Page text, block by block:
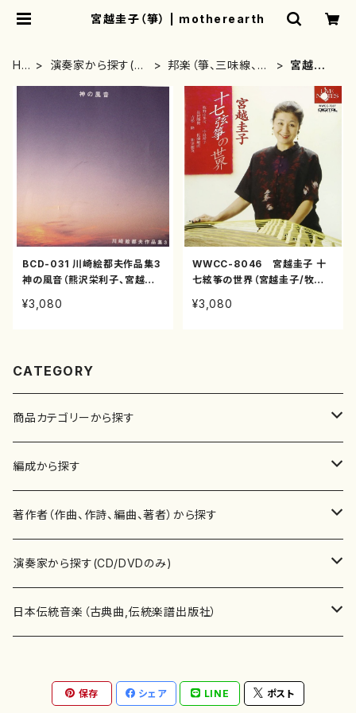
宮越圭子（箏） | motherearth
HO
演奏家から探す(C
邦楽（箏、三味線、尺
宮越圭
BCD-031 川崎絵都夫作品集3
神の風音（熊沢栄利子、宮越圭
¥3,080
WWCC-8046 宮越圭子 十
七絃筝の世界（宮越圭子/牧野
藤敏直、吉松隆、新実徳英/CD）
¥3,080
CATEGORY
商品カテゴリーから探す
楽譜
書籍
書籍
テキストブック
CD・DVD
チケット
邦楽ジャーナル
レコード
編成から探す
邦楽器
箏・琴（ソロ）
箏・琴（合奏）
三味線（合奏）
合唱
混声合唱
男声合唱
歌・声
ピアノ（ソロ）
洋楽器（弦楽器）
著作者（作曲、作詩、編曲、著者）から探す
あ行
青木省三(アオキ ショウゾウ)
秋山健治(アキヤマ ケンジ）
か行
蔭山滸山(カゲヤマ キョザン)
斉藤松声(サイトウ ショウセイ)
演奏家から探す(CD/DVDのみ)
邦楽（箏、三味線、尺八等）演奏家
石川高（笙）
應和惠子（声楽・ソプラノ）
洋楽-鍵盤楽器（ピアノ、オルガン等）演奏家
日本伝統音楽（古典曲,伝統楽譜出版社）
宮城道雄（宮城宗家監修）
地歌箏曲（三絃古典楽譜）
保存 シェア LINE ポスト